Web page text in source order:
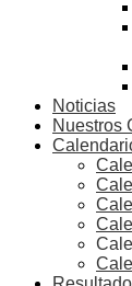
Noticias
Nuestros